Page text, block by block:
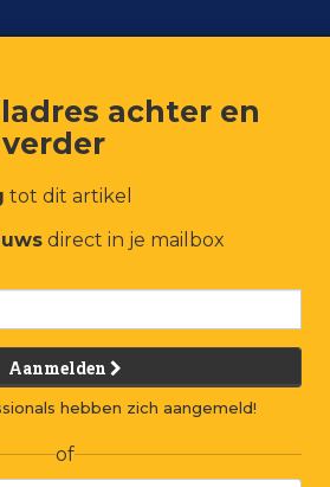
Jobs
achter en
tot dit artikel
direct in je mailbox
Aanmelden
hebben zich aangemeld!
of